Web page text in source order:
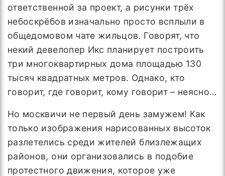
ответственной за проект, а рисунки трёх
небоскрёбов изначально просто всплыли в
общедомовом чате жильцов. Говорят, что
некий девелопер Икс планирует построить
три многоквартирных дома площадью 130
тысяч квадратных метров. Однако, кто
говорит, где говорит, кому говорит – неясно…
Но москвичи не первый день замужем! Как
только изображения нарисованных высоток
разлетелись среди жителей близлежащих
районов, они организовались в подобие
протестного движения, которое уже